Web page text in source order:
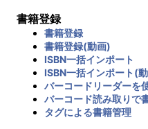
書籍登録
書籍登録
書籍登録(動画)
ISBN一括インポート
ISBN一括インポート(
バーコードリーダーを
バーコード読み取りで
タグによる書籍管理